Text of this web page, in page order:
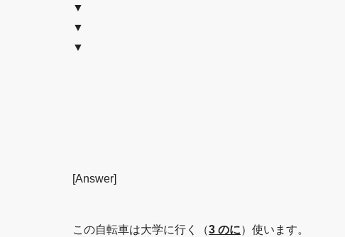
▼
▼
▼
[Answer]
この自転車は大学に行く（3 のに）使います。